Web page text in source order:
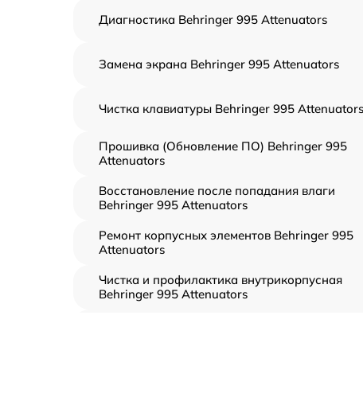
Диагностика Behringer 995 Attenuators
Замена экрана Behringer 995 Attenuators
Чистка клавиатуры Behringer 995 Attenuators
Прошивка (Обновление ПО) Behringer 995
Attenuators
Восстановление после попадания влаги
Behringer 995 Attenuators
Ремонт корпусных элементов Behringer 995
Attenuators
Чистка и профилактика внутрикорпусная
Behringer 995 Attenuators